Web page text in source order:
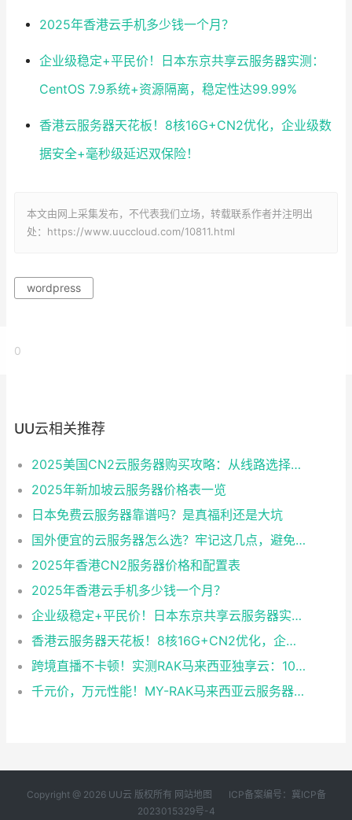
2025年香港云手机多少钱一个月？
企业级稳定+平民价！日本东京共享云服务器实测：
CentOS 7.9系统+资源隔离，稳定性达99.99%
香港云服务器天花板！8核16G+CN2优化，企业级数
据安全+毫秒级延迟双保险！
本文由网上采集发布，不代表我们立场，转载联系作者并注明出
处：https://www.uuccloud.com/10811.html
wordpress
0
UU云相关推荐
2025美国CN2云服务器购买攻略：从线路选择到实操最全指南
2025年新加坡云服务器价格表一览
日本免费云服务器靠谱吗？是真福利还是大坑
国外便宜的云服务器怎么选？牢记这几点，避免踩坑
2025年香港CN2服务器价格和配置表
2025年香港云手机多少钱一个月？
企业级稳定+平民价！日本东京共享云服务器实测：CentOS 7.9系统+资源隔离，稳定性达99.99%
香港云服务器天花板！8核16G+CN2优化，企业级数据安全+毫秒级延迟双保险！
跨境直播不卡顿！实测RAK马来西亚独享云：1080P推流稳定，首月6折优惠中
千元价，万元性能！MY-RAK马来西亚云服务器：首月5折+免费SEO工具，中小企业出海“降本神器”
Copyright @ 2026 UU云 版权所有 网站地图
ICP备案编号：冀ICP备
2023015329号-4